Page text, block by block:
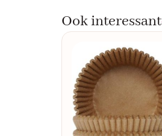
Ook interessant